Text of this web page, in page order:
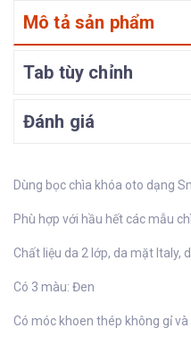
Mô tả sản phẩm
Tab tùy chỉnh
Đánh giá
Dùng bọc chìa khóa oto dạng
Phù hợp với hầu hết các mẫu
Chất liệu da 2 lớp, da mặt Italy,
Có 3 màu: Đen
Có móc khoen thép không gỉ và